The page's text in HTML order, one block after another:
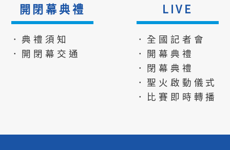
開閉幕典禮
．典禮須知
．開閉幕交通
LIVE
．全國記者會
．開幕典禮
．閉幕典禮
．聖火啟動儀式
．比賽即時轉播